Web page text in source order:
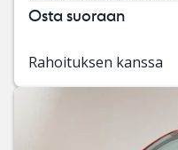
Osta suoraan
Rahoituksen kanssa